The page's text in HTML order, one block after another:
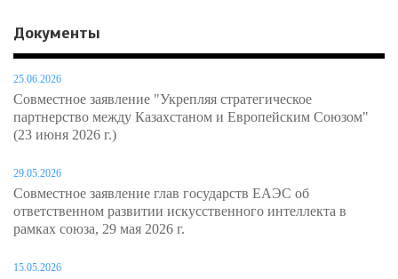
Документы
25.06.2026
Совместное заявление "Укрепляя стратегическое
партнерство между Казахстаном и Европейским Союзом"
(23 июня 2026 г.)
29.05.2026
Совместное заявление глав государств ЕАЭС об
ответственном развитии искусственного интеллекта в
рамках союза, 29 мая 2026 г.
15.05.2026